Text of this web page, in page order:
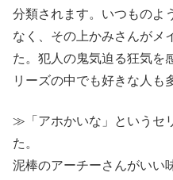
分類されます。いつものよ
なく、その上かみさんがメ
た。犯人の鬼気迫る狂気を
リーズの中でも好きな人も
≫「アホかいな」というセ
た。
泥棒のアーチーさんがいい